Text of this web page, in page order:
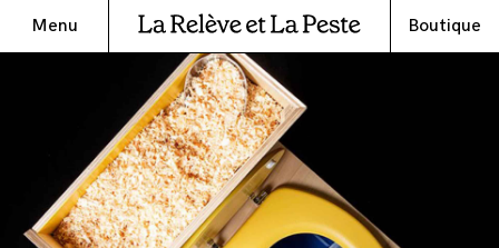
Menu Boutique